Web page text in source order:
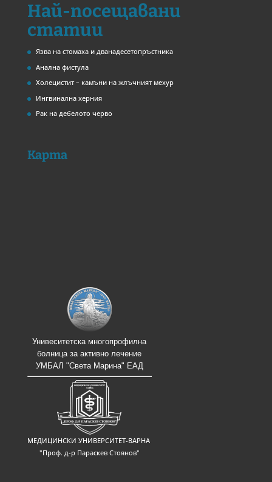
Най-посещавани
статии
Язва на стомаха и дванадесетопръстника
Анална фистула
Холецистит – камъни на жлъчният мехур
Ингвинална херния
Рак на дебелото черво
Карта
Унивеситетска многопрофилна
болница за активно лечение
УМБАЛ "Света Марина" ЕАД
МЕДИЦИНСКИ УНИВЕРСИТЕТ-ВАРНА
"Проф. д-р Параскев Стоянов"